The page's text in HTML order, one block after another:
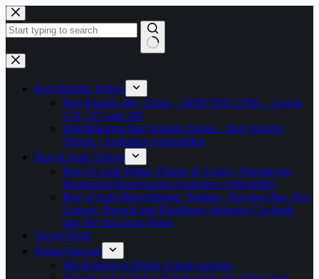
Zum
Inhalt
springen
Keine
Ergebnisse
Burj Khalifa Tickets
Burj Khalifa Sky Ticket – SKIP THE LINE – Levels
124, 125 und 148
Eintrittskarten Burj Khalifa Dubai – Burj Khalifa
Tickets – kostenlos vorbestellen
Burj al Arab Tickets
Burj Al Arab Dubai, Dinner & Lunch, Abendessen,
Restaurant-Reservierung kostenlos vorbestellen
Burj al Arab Besichtigung, Teatime, Skyview Bar, Sky-
Lounge, Besuch und Rundgang inklusive Cocktails
und Tee im Luxus-Hotel
Travel Deals
Dubai Specials
Mit Kindern in Dubai Urlaub machen